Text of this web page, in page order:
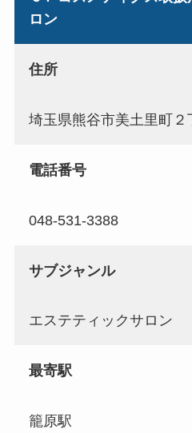
ロン
住所
埼玉県熊谷市美土里町２
電話番号
048-531-3388
サブジャンル
エステティックサロン
最寄駅
籠原駅